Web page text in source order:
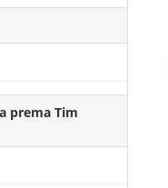
prema Tim